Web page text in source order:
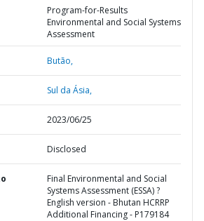
Program-for-Results
Environmental and Social Systems
Assessment
Butão,
Sul da Ásia,
2023/06/25
Disclosed
Final Environmental and Social
Systems Assessment (ESSA) ?
English version - Bhutan HCRRP
Additional Financing - P179184